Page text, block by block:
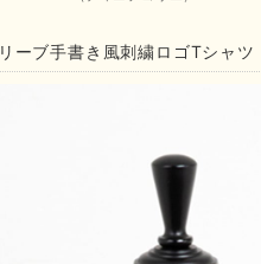
ーブ手書き風刺繍ロゴTシャツ